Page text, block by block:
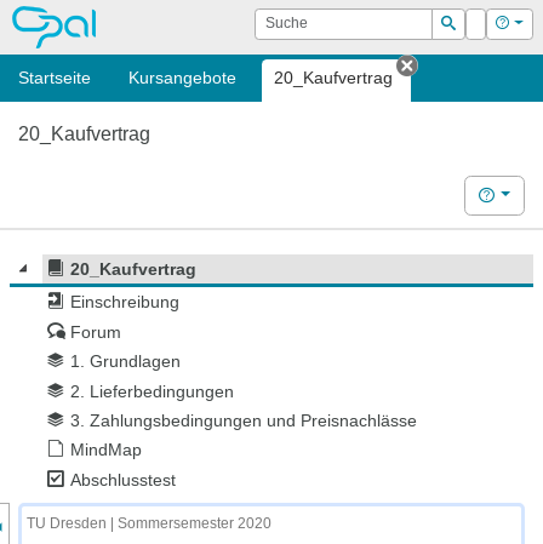
OPAL Suche
Suchen
Login Hilfe
Startseite Kursangebote 20_Kaufvertrag
Tab schließen
20_Kaufvertrag
Hilfe
20_Kaufvertrag
Einschreibung
Forum
1. Grundlagen
2. Lieferbedingungen
3. Zahlungsbedingungen und Preisnachlässe
MindMap
Abschlusstest
des Kursmenüs
TU Dresden | Sommersemester 2020